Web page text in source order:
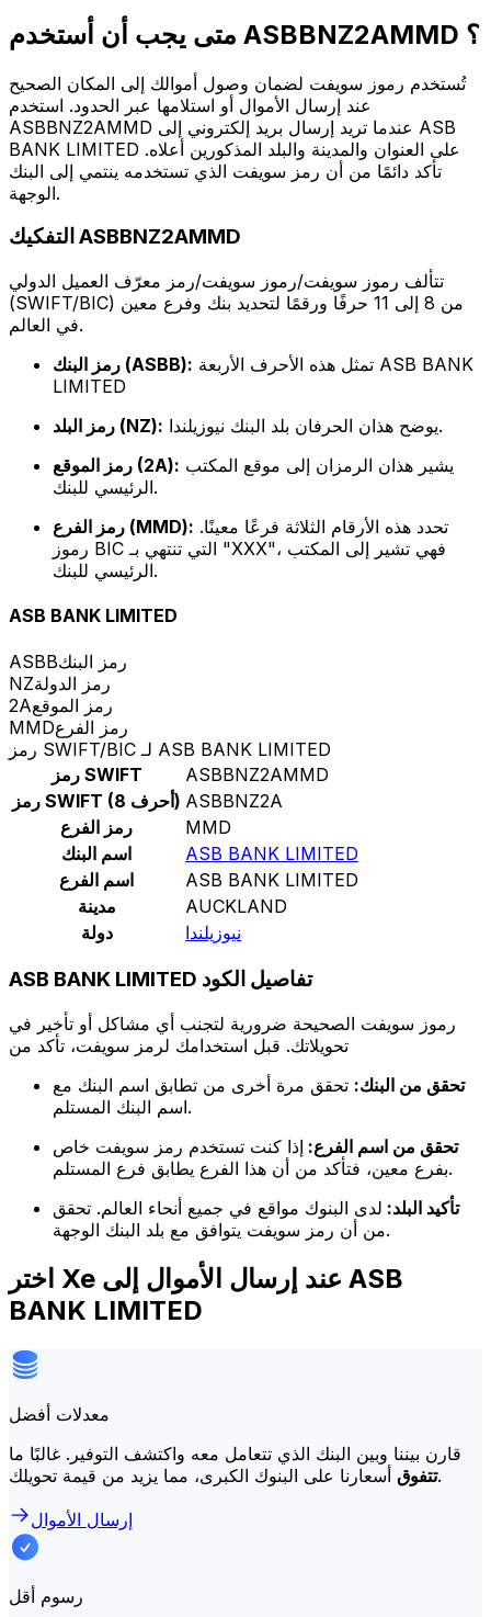
متى يجب أن أستخدم ASBBNZ2AMMD ؟
تُستخدم رموز سويفت لضمان وصول أموالك إلى المكان الصحيح
عند إرسال الأموال أو استلامها عبر الحدود. استخدم
ASBBNZ2AMMD عندما تريد إرسال بريد إلكتروني إلى ASB
BANK LIMITED على العنوان والمدينة والبلد المذكورين أعلاه.
تأكد دائمًا من أن رمز سويفت الذي تستخدمه ينتمي إلى البنك
الوجهة.
التفكيك ASBBNZ2AMMD
تتألف رموز سويفت/رموز سويفت/رمز معرّف العميل الدولي
(SWIFT/BIC) من 8 إلى 11 حرفًا ورقمًا لتحديد بنك وفرع معين
في العالم.
رمز البنك (ASBB):
LIMITED
رمز البلد (NZ):
يوضح هذان الحرفان بلد البنك نيوزيلندا.
رمز الموقع (2A):
الرئيسي للبنك.
رمز الفرع (MMD):
رموز BIC التي تنتهي بـ "XXX"، فهي تشير إلى المكتب
الرئيسي للبنك.
ASB BANK LIMITED
ASBBرمز البنك
NZرمز الدولة
2Aرمز الموقع
MMDرمز الفرع
رمز SWIFT/BIC لـ ASB BANK LIMITED
رمز SWIFT
ASBBNZ2AMMD
رمز SWIFT (8 أحرف) ASBBNZ2A
رمز الفرع
MMD
اسم البنك
ASB BANK LIMITED
اسم الفرع
ASB BANK LIMITED
مدينة
AUCKLAND
دولة
نيوزيلندا
ASB BANK LIMITED تفاصيل الكود
رموز سويفت الصحيحة ضرورية لتجنب أي مشاكل أو تأخير في
تحويلاتك. قبل استخدامك لرمز سويفت، تأكد من
تحقق من البنك: تحقق مرة أخرى من تطابق اسم البنك مع
اسم البنك المستلم.
تحقق من اسم الفرع: إذا كنت تستخدم رمز سويفت خاص
بفرع معين، فتأكد من أن هذا الفرع يطابق فرع المستلم.
تأكيد البلد: لدى البنوك مواقع في جميع أنحاء العالم. تحقق
من أن رمز سويفت يتوافق مع بلد البنك الوجهة.
اختر Xe عند إرسال الأموال إلى ASB
BANK LIMITED
معدلات أفضل
قارن بيننا وبين البنك الذي تتعامل معه واكتشف التوفير. غالبًا ما
تتفوقأسعارنا على البنوك الكبرى، مما يزيد من قيمة تحويلك.
إرسال الأموال
رسوم أقل